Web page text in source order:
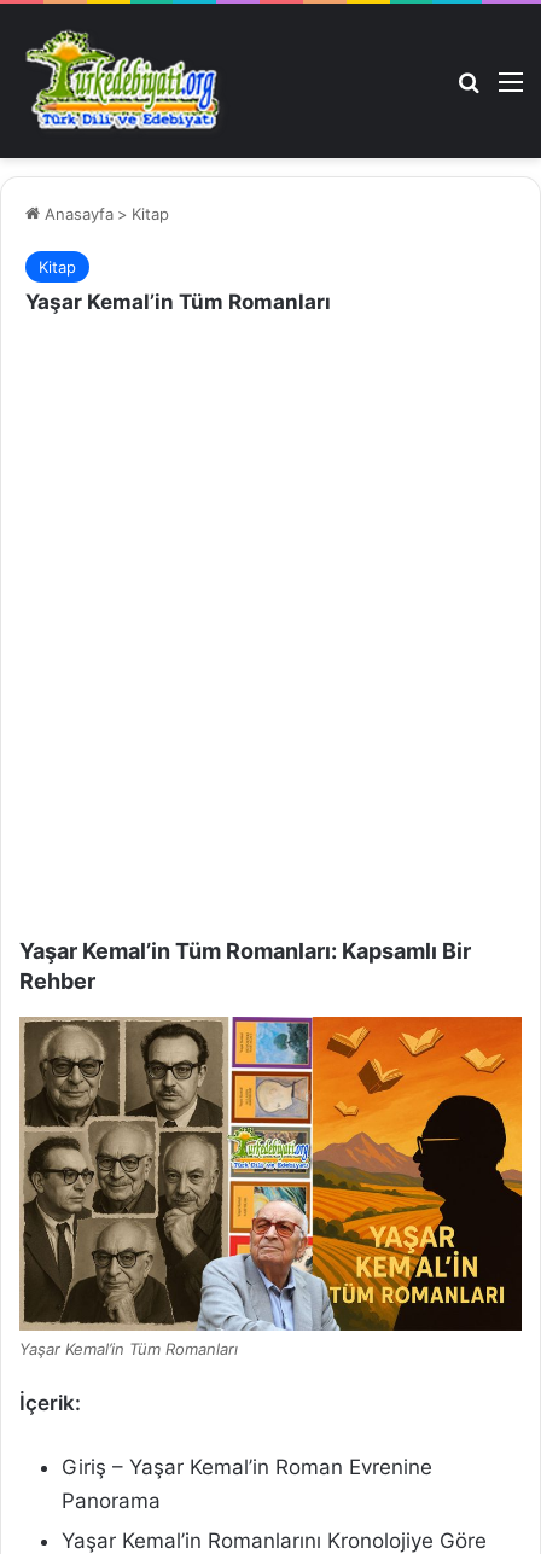
Anasayfa > Kitap
Kitap
Yaşar Kemal’in Tüm Romanları
Yaşar Kemal’in Tüm Romanları: Kapsamlı Bir
Rehber
Yaşar Kemal’in Tüm Romanları
İçerik:
Giriş – Yaşar Kemal’in Roman Evrenine
Panorama
Yaşar Kemal’in Romanlarını Kronolojiye Göre